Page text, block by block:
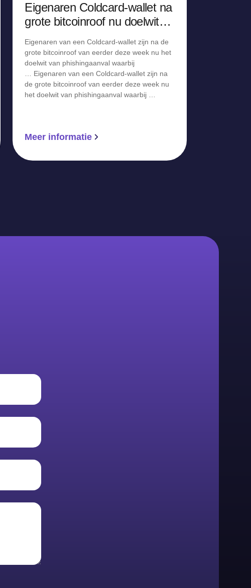
Eigenaren Coldcard-wallet na
grote bitcoinroof nu doelwit
Eigenaren van een Coldcard-wallet zijn na de
grote bitcoinroof van eerder deze week nu het
doelwit van phishingaanval waarbij
… Eigenaren van een Coldcard-wallet zijn na
de grote bitcoinroof van eerder deze week nu
het doelwit van phishingaanval waarbij …
Meer informatie